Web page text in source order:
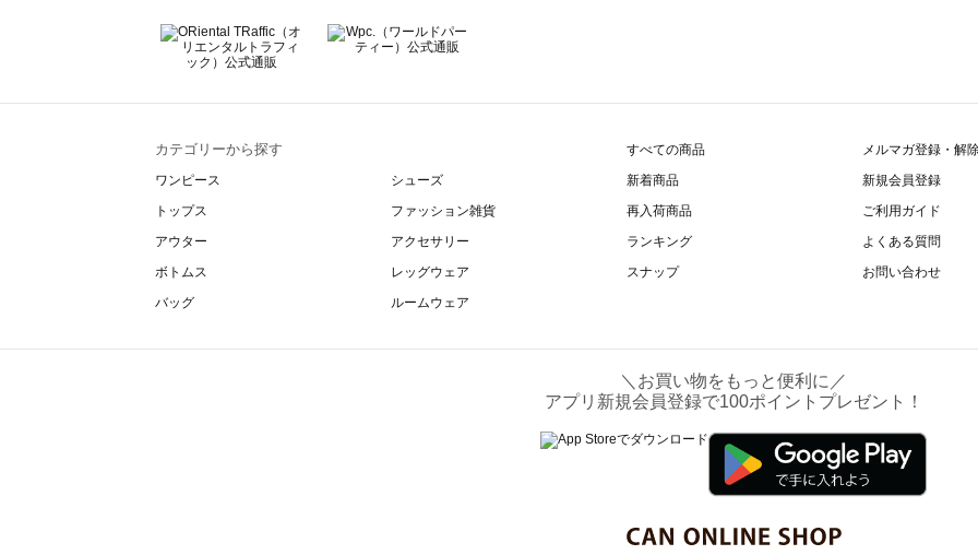
カテゴリーから探す
ワンピース
トップス
アウター
ボトムス
バッグ
シューズ
ファッション雑貨
アクセサリー
レッグウェア
ルームウェア
すべての商品
新着商品
再入荷商品
ランキング
スナップ
メルマガ登録・解
新規会員登録
ご利用ガイド
よくある質問
お問い合わせ
＼お買い物をもっと便利に／
アプリ新規会員登録で100ポイントプレゼント！